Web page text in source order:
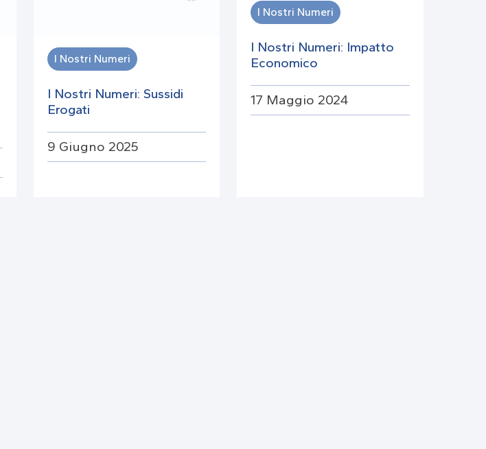
I Nostri Numeri
I Nostri Numeri: Sussidi
Erogati
9 Giugno 2025
I Nostri Numeri
I Nostri Numeri: Impatto
Economico
17 Maggio 2024